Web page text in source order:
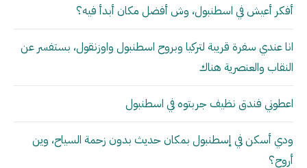
أفكر أعيش في اسطنبول، وش أفضل مكان أبدأ فيه؟
انا عندي سفرة قريبة لتركيا وبروح اسطنبول واوزنقول، بستفسر عن
النقاب والعنصرية هناك
اعطوني فندق نظيف جربتوه في اسطنبول
ودي أسكن في إسطنبول بمكان حديث بدون زحمة السياح، وين
أروح؟